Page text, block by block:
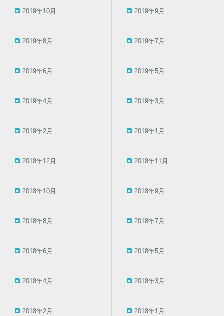
2019年10月 2019年9月
2019年8月 2019年7月
2019年6月 2019年5月
2019年4月 2019年3月
2019年2月 2019年1月
2018年12月 2018年11月
2018年10月 2018年9月
2018年8月 2018年7月
2018年6月 2018年5月
2018年4月 2018年3月
2018年2月 2018年1月